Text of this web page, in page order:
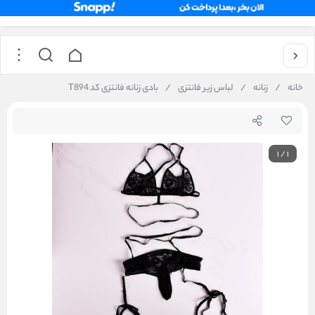
خانه / زنانه / لباس زیر فانتزی / بادی زنانه فانتزی کد T894
1/1